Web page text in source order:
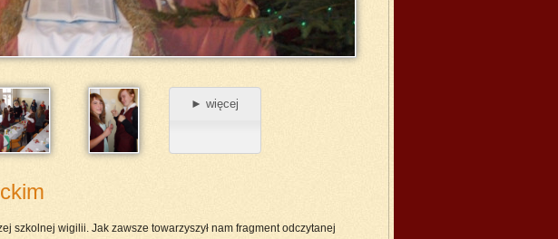
► więcej
szkolnej wigilii. Jak zawsze towarzyszył nam fragment odczytanej